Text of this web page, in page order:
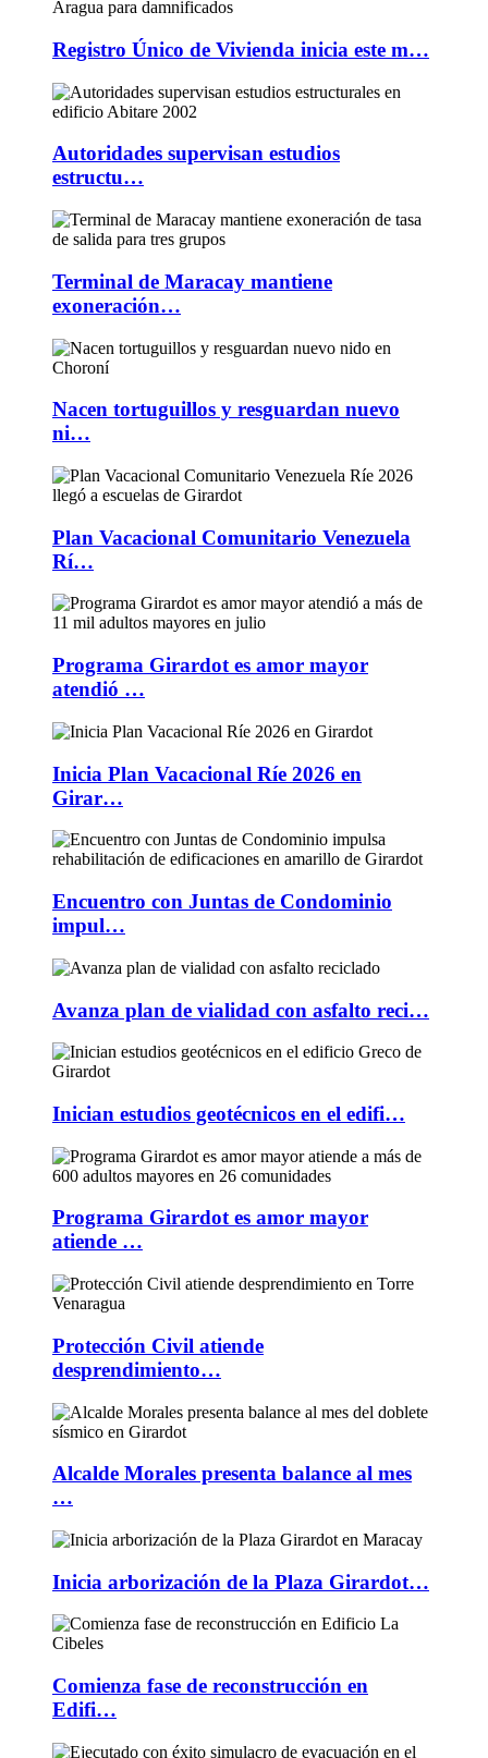
Registro Único de Vivienda inicia este m…
Autoridades supervisan estudios
estructu…
Terminal de Maracay mantiene
exoneración…
Nacen tortuguillos y resguardan nuevo
ni…
Plan Vacacional Comunitario Venezuela
Rí…
Programa Girardot es amor mayor
atendió …
Inicia Plan Vacacional Ríe 2026 en
Girar…
Encuentro con Juntas de Condominio
impul…
Avanza plan de vialidad con asfalto reci…
Inician estudios geotécnicos en el edifi…
Programa Girardot es amor mayor
atiende …
Protección Civil atiende
desprendimiento…
Alcalde Morales presenta balance al mes
…
Inicia arborización de la Plaza Girardot…
Comienza fase de reconstrucción en
Edifi…